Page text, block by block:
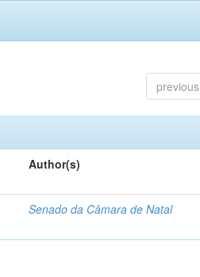
previous
Author(s)
Senado da Câmara de Natal